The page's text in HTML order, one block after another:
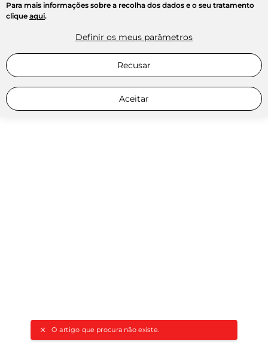
O artigo que procura não existe.
Para mais informações sobre a recolha dos dados e o seu tratamento
clique aqui.
Definir os meus parâmetros
Recusar
Aceitar